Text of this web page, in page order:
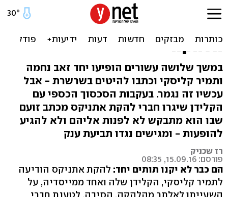
אחרי הגירושים זאב נחמה
טוען: קליסקי מאיים עליי ועל
הלהקה
במשך שלושה עשורים הופיעו יחד זאב נחמה
ותמיר קליסקי וכתבו להיטים בשרשרת - אבל
עכשיו זה נגמר. בעקבות הסכסוך הכספי עם
הקלידן שיגרו חברי להקת אתניקס מכתב זועם
שבו הוא מתבקש לא לפנות אליהם ולא להגיע
להופעות - ומגישים נגדו תביעת ענק
רז שכניק
פורסם: 15.09.16, 08:35
הם כבר לא יקנו תותים יחד: להקת אתניקס הודיעה
לתמיר קליסקי, הקלידן שלה ואחד ממייסדיה, על